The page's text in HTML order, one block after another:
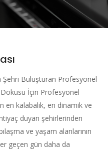
Şehri Buluşturan Profesyonel
İçin Profesyonel
en kalabalık, en dinamik ve
duyan şehirlerinden
ve yaşam alanlarının
geçen gün daha da